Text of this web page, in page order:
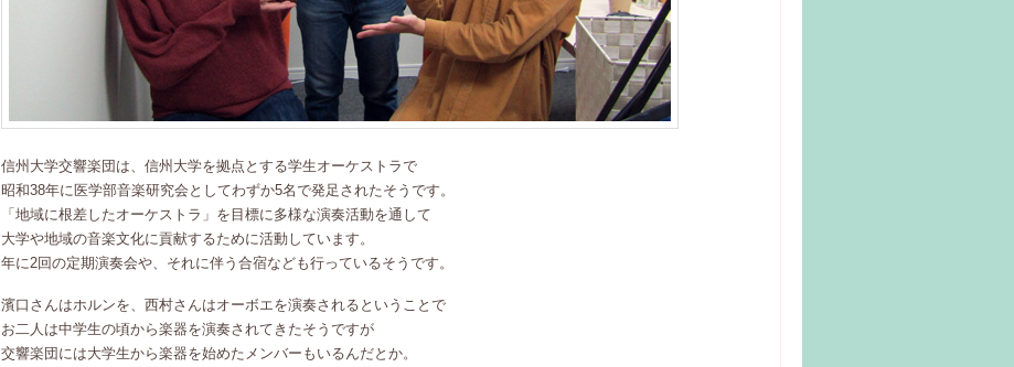
信州大学交響楽団は、信州大学を拠点とする学生オーケストラで
昭和38年に医学部音楽研究会としてわずか5名で発足されたそうです。
「地域に根差したオーケストラ」を目標に多様な演奏活動を通して
大学や地域の音楽文化に貢献するために活動しています。
年に2回の定期演奏会や、それに伴う合宿なども行っているそうです。
濱口さんはホルンを、西村さんはオーボエを演奏されるということで
お二人は中学生の頃から楽器を演奏されてきたそうですが
交響楽団には大学生から楽器を始めたメンバーもいるんだとか。